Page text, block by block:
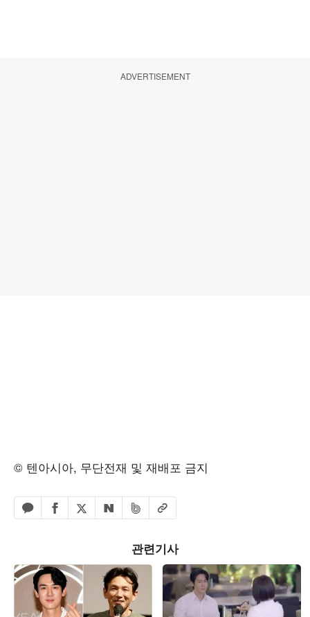
ADVERTISEMENT
© 텐아시아, 무단전재 및 재배포 금지
카카오톡 공유하기
페이스북 공유하기
엑스 공유하기
네이버 공유하기
밴드 공유하기
URL복사
관련기사